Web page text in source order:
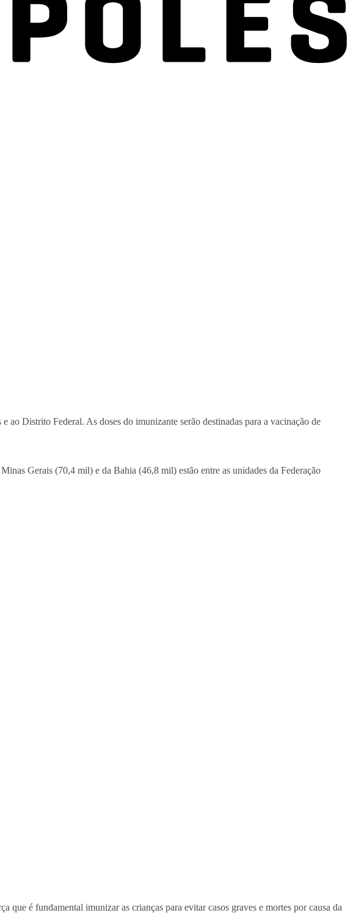
e ao Distrito Federal. As doses do imunizante serão destinadas para a vacinação de
Gerais (70,4 mil) e da Bahia (46,8 mil) estão entre as unidades da Federação
que é fundamental imunizar as crianças para evitar casos graves e mortes por causa da